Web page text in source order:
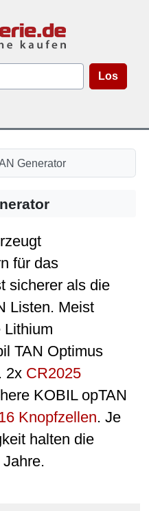
Los
Generator
für das
sicherer als die
Listen. Meist
Lithium
TAN Optimus
2x CR2025
KOBIL opTAN
Knopfzellen. Je
halten die